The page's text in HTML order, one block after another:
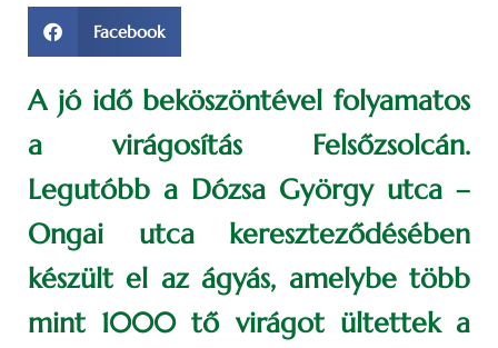
Facebook
A jó idő beköszöntével folyamatos
a virágosítás Felsőzsolcán.
Legutóbb a Dózsa György utca –
Ongai utca kereszteződésében
készült el az ágyás, amelybe több
mint 1000 tő virágot ültettek a